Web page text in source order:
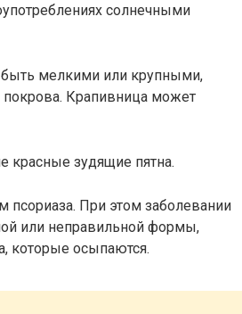
солнечными
быть мелкими или крупными,
Крапивница может
красные зудящие пятна.
псориаза. При этом заболевании
или неправильной формы,
которые осыпаются.